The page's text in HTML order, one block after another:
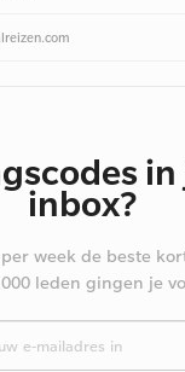
inbox?
week de beste
leden gingen je